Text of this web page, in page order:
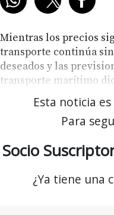
Mientras los precios
transporte continúa
deseados y las
transporte marítimo
Esta noticia
Para
Socio
¿Ya tiene una